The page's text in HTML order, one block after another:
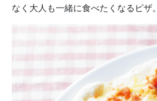
なく大人も一緒に食べたくなるピザ。